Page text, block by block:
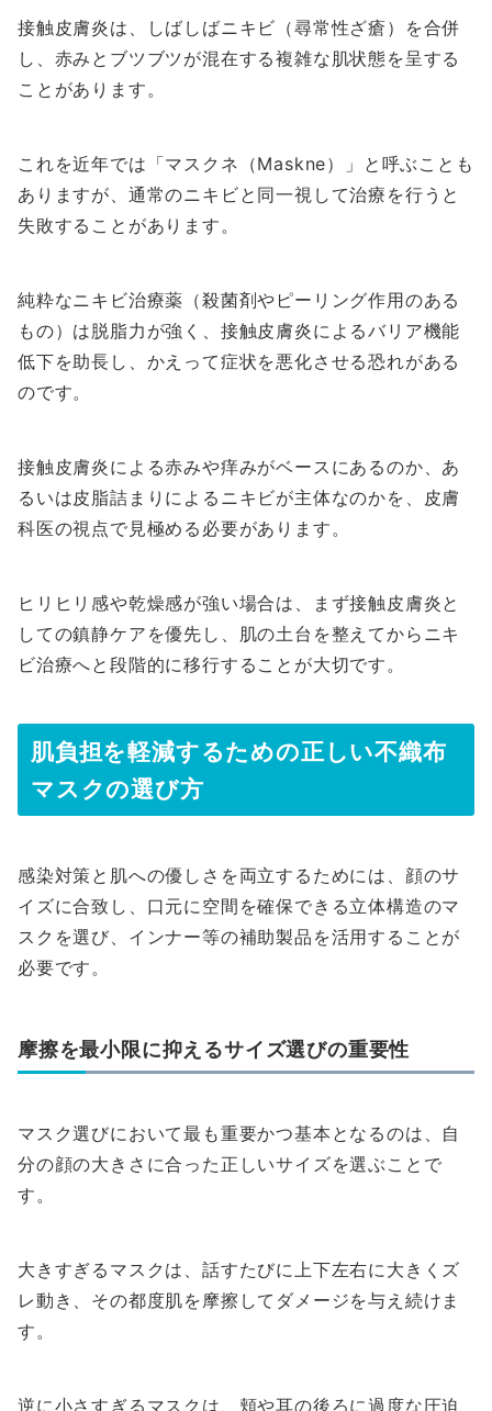
接触皮膚炎は、しばしばニキビ（尋常性ざ瘡）を合併
し、赤みとブツブツが混在する複雑な肌状態を呈する
ことがあります。
これを近年では「マスクネ（Maskne）」と呼ぶことも
ありますが、通常のニキビと同一視して治療を行うと
失敗することがあります。
純粋なニキビ治療薬（殺菌剤やピーリング作用のある
もの）は脱脂力が強く、接触皮膚炎によるバリア機能
低下を助長し、かえって症状を悪化させる恐れがある
のです。
接触皮膚炎による赤みや痒みがベースにあるのか、あ
るいは皮脂詰まりによるニキビが主体なのかを、皮膚
科医の視点で見極める必要があります。
ヒリヒリ感や乾燥感が強い場合は、まず接触皮膚炎と
しての鎮静ケアを優先し、肌の土台を整えてからニキ
ビ治療へと段階的に移行することが大切です。
肌負担を軽減するための正しい不織布
マスクの選び方
感染対策と肌への優しさを両立するためには、顔のサ
イズに合致し、口元に空間を確保できる立体構造のマ
スクを選び、インナー等の補助製品を活用することが
必要です。
摩擦を最小限に抑えるサイズ選びの重要性
マスク選びにおいて最も重要かつ基本となるのは、自
分の顔の大きさに合った正しいサイズを選ぶことで
す。
大きすぎるマスクは、話すたびに上下左右に大きくズ
レ動き、その都度肌を摩擦してダメージを与え続けま
す。
逆に小さすぎるマスクは、頬や耳の後ろに過度な圧迫